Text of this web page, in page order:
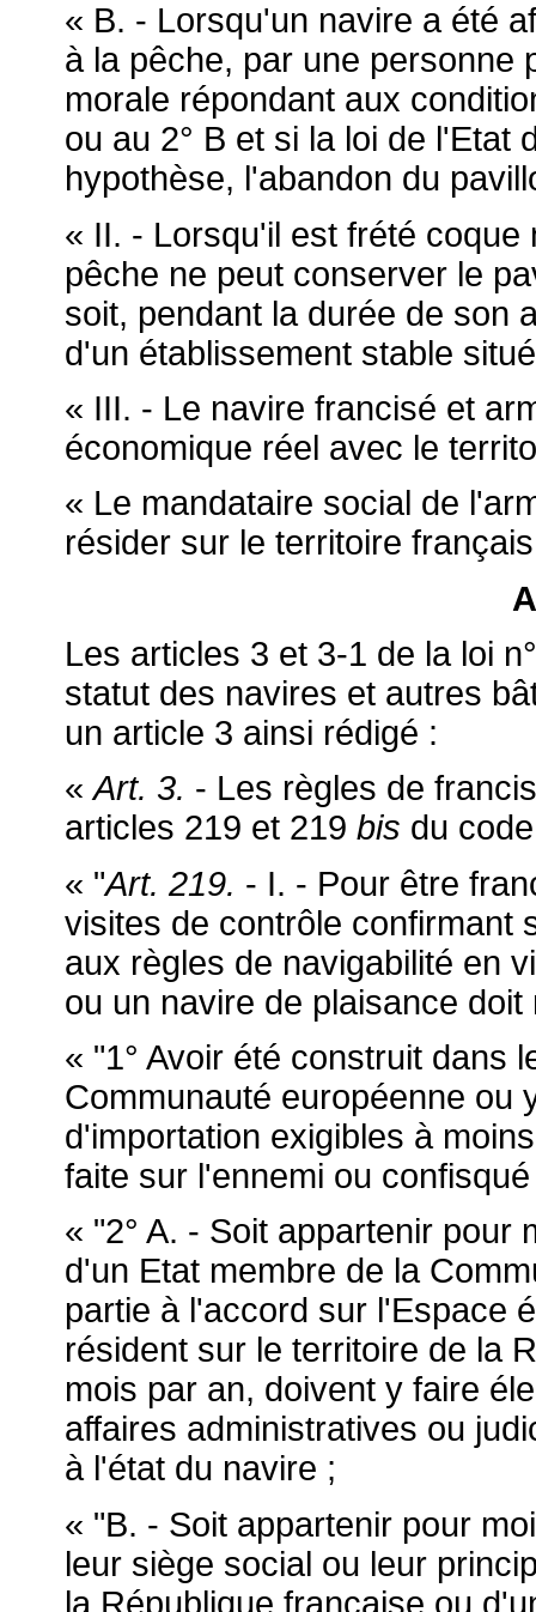
« B. - Lorsqu'un navire a été
à la pêche, par une personne
morale répondant aux
ou au 2° B et si la loi de l'Etat
hypothèse, l'abandon du
« II. - Lorsqu'il est frété
pêche ne peut conserver le
soit, pendant la durée de son
d'un établissement stable
« III. - Le navire francisé et
économique réel avec le
« Le mandataire social de
résider sur le territoire
Les articles 3 et 3-1 de la loi
statut des navires et autres
un article 3 ainsi rédigé :
«Art. 3. - Les règles de
articles 219 et 219 bis du
« "Art. 219. - I. - Pour être
visites de contrôle confirmant
aux règles de navigabilité en
ou un navire de plaisance
« "1° Avoir été construit dans
Communauté européenne ou
d'importation exigibles à
faite sur l'ennemi ou
« "2° A. - Soit appartenir
d'un Etat membre de la
partie à l'accord sur l'Espace
résident sur le territoire de la
mois par an, doivent y faire
affaires administratives ou
à l'état du navire ;
« "B. - Soit appartenir pour
leur siège social ou leur
la République française ou